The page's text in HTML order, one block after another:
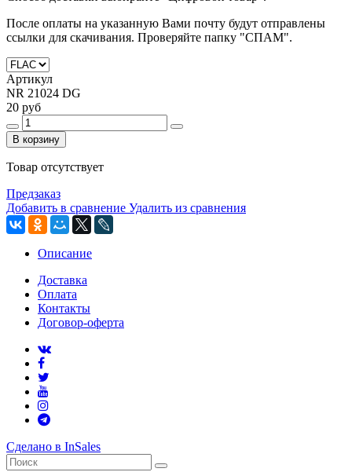
После оплаты на указанную Вами почту будут отправлены
ссылки для скачивания. Проверяйте папку "СПАМ".
Артикул
NR 21024 DG
20 руб
В корзину
Товар отсутствует
Предзаказ
Добавить в сравнение Удалить из сравнения
Описание
Доставка
Оплата
Контакты
Договор-оферта
Сделано в InSales